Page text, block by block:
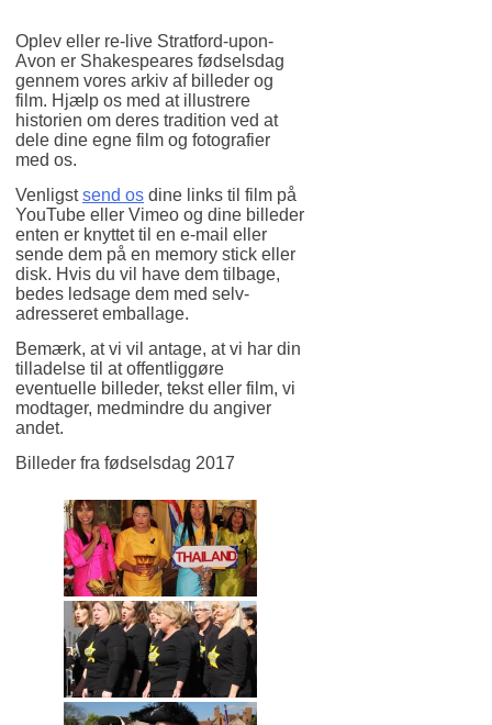
Oplev eller re-live Stratford-upon-
Avon er Shakespeares fødselsdag
gennem vores arkiv af billeder og
film. Hjælp os med at illustrere
historien om deres tradition ved at
dele dine egne film og fotografier
med os.
Venligstsend os dine links til film på
YouTube eller Vimeo og dine billeder
enten er knyttet til en e-mail eller
sende dem på en memory stick eller
disk. Hvis du vil have dem tilbage,
bedes ledsage dem med selv-
adresseret emballage.
Bemærk, at vi vil antage, at vi har din
tilladelse til at offentliggøre
eventuelle billeder, tekst eller film, vi
modtager, medmindre du angiver
andet.
Billeder fra fødselsdag 2017